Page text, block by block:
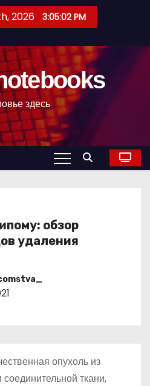
2026 3:05:03 PM
здесь
обзор
удаления
опухоль из
ткани,